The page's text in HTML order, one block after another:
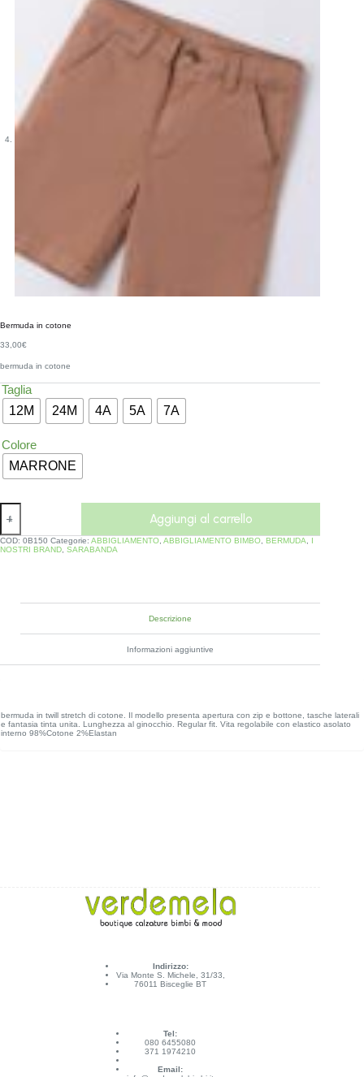
Bermuda in cotone
33,00€
bermuda in cotone
Taglia
12M
24M 4A 5A 7A
Colore
MARRONE
Aggiungi al carrello
COD: 0B150 Categorie: ABBIGLIAMENTO ABBIGLIAMENTO BIMBO BERMUDA
I
NOSTRI BRAND SARABANDA
Descrizione
Informazioni aggiuntive
bermuda in twill stretch di cotone. Il modello presenta apertura con zip e bottone, tasche laterali
e fantasia tinta unita. Lunghezza al ginocchio. Regular fit. Vita regolabile con elastico asolato
interno 98%Cotone 2%Elastan
Indirizzo:
Via Monte S. Michele, 31/33,
76011 Bisceglie BT
Tel:
080 6455080
371 1974210
Email: